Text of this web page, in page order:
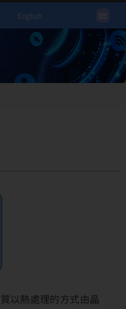
English
以熱處理的方式由晶